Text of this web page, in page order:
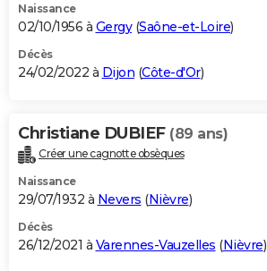
Naissance
02/10/1956 à Gergy(Saône-et-Loire)
Décès
24/02/2022 à Dijon (Côte-d'Or)
Christiane DUBIEF (89 ans)
Créer une cagnotte obsèques
Naissance
29/07/1932 à Nevers (Nièvre)
Décès
26/12/2021 à Varennes-Vauzelles (Nièvre)